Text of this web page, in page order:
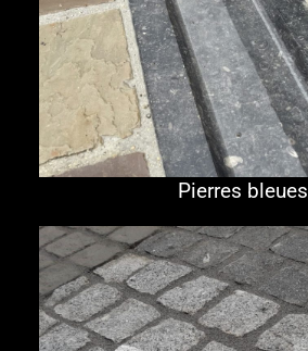
Pierres bleues